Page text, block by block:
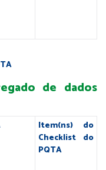
de dados
Item(ns) do
Checklist do
PQTA